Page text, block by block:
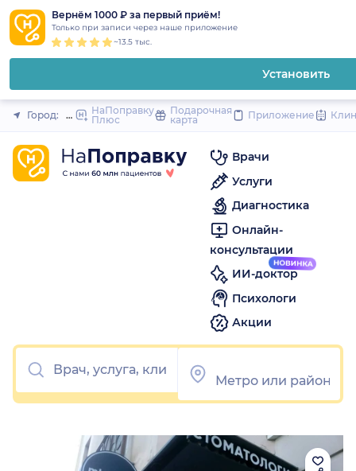
Вернём 1000 ₽ за первый приём!
Только при записи через наше приложение
~13.5 тыс.
Установить
Закрыть
Город: МоскваНаПоправку
Плюс
Подарочная
карта
Приложение
Врачи
Услуги
Диагностика
Онлайн-
консультации
ИИ-доктор
Психологи
Акции